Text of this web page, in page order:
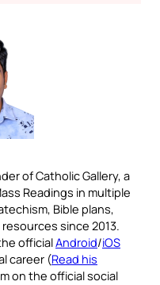
of Catholic Gallery, a
Readings in multiple
Bible plans,
since 2013.
officialAndroid/iOS
career (Read his
on the official social